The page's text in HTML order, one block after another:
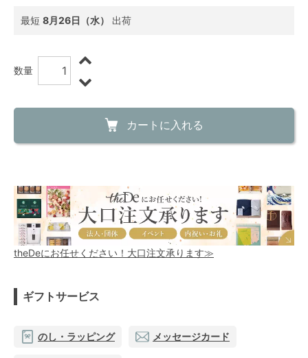
最短 8月26日（水） 出荷
数量
カートに入れる
theDeにお任せください！大口注文承ります≫
ギフトサービス
のし・ラッピング メッセージカード